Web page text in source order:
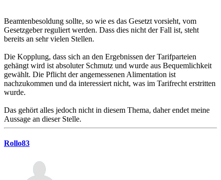
Beamtenbesoldung sollte, so wie es das Gesetzt vorsieht, vom
Gesetzgeber reguliert werden. Dass dies nicht der Fall ist, steht
bereits an sehr vielen Stellen.
Die Kopplung, dass sich an den Ergebnissen der Tarifparteien
gehängt wird ist absoluter Schmutz und wurde aus Bequemlichkeit
gewählt. Die Pflicht der angemessenen Alimentation ist
nachzukommen und da interessiert nicht, was im Tarifrecht erstritten
wurde.
Das gehört alles jedoch nicht in diesem Thema, daher endet meine
Aussage an dieser Stelle.
Rollo83